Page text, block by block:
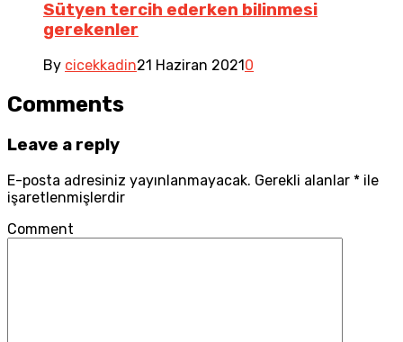
Sütyen tercih ederken bilinmesi
gerekenler
By cicekkadin21 Haziran 20210
Comments
Leave a reply
E-posta adresiniz yayınlanmayacak. Gerekli alanlar * ile
işaretlenmişlerdir
Comment